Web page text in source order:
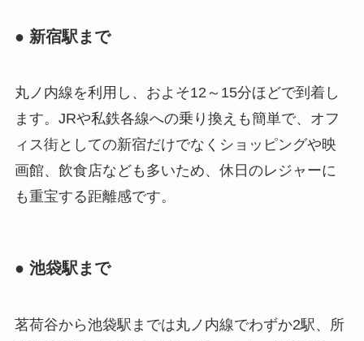
● 新宿駅まで
丸ノ内線を利用し、およそ12～15分ほどで到着し
ます。JRや私鉄各線への乗り換えも簡単で、オフ
ィス街としての新宿だけでなくショッピングや映
画館、飲食店なども多いため、休日のレジャーに
も重宝する距離感です。
● 池袋駅まで
茗荷谷から池袋駅までは丸ノ内線でわずか2駅、所